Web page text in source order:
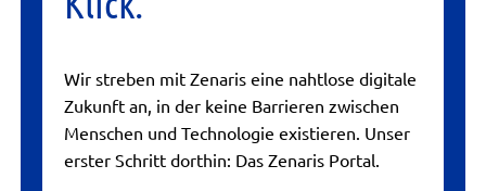
Wir streben mit Zenaris eine nahtlose digitale
Zukunft an, in der keine Barrieren zwischen
Menschen und Technologie existieren. Unser
erster Schritt dorthin: Das Zenaris Portal.